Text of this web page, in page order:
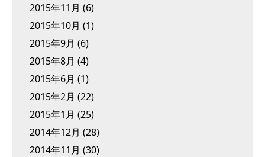
2015年11月 (6)
2015年10月 (1)
2015年9月 (6)
2015年8月 (4)
2015年6月 (1)
2015年2月 (22)
2015年1月 (25)
2014年12月 (28)
2014年11月 (30)